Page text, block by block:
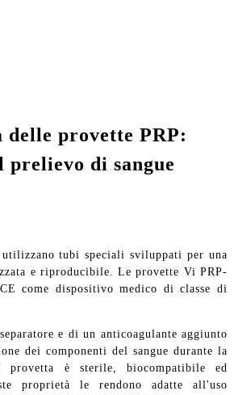
provette PRP:
prelievo di sangue
tubi speciali sviluppati per una
e riproducibile. Le provette Vi PRP-
come dispositivo medico di classe di
e di un anticoagulante aggiunto
dei componenti del sangue durante la
provetta è sterile, biocompatibile ed
proprietà le rendono adatte all'uso